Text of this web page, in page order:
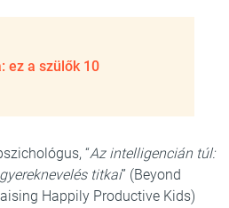
ez a szülők 10
“Az intelligencián túl:
titkai” (Beyond
Happily Productive Kids)